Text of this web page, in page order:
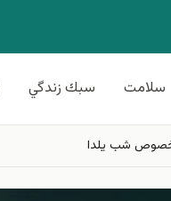
سلامت سبك زندگي
شب یلدا